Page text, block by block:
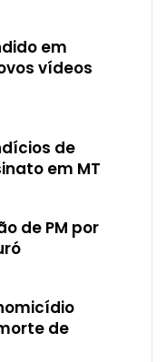
em
vídeos
de
em MT
de PM por
de